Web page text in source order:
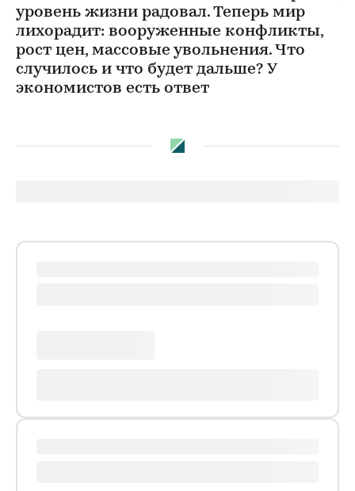
уровень жизни радовал. Теперь мир
лихорадит: вооруженные конфликты,
рост цен, массовые увольнения. Что
случилось и что будет дальше? У
экономистов есть ответ